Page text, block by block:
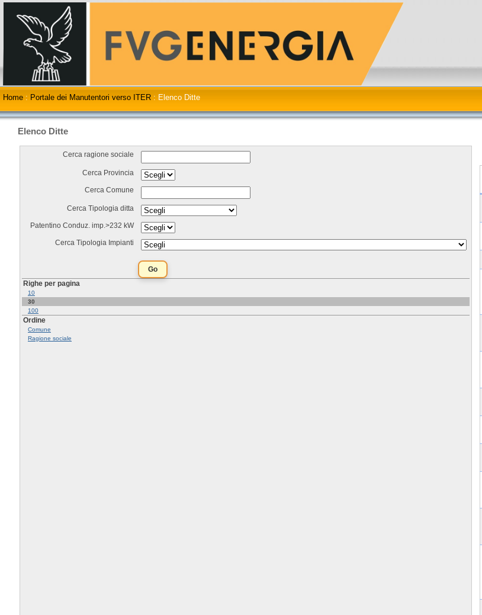
Home : Portale dei Manutentori verso ITER : Elenco Ditte
Elenco Ditte
Cerca ragione sociale
Cerca Provincia
Cerca Comune
Cerca Tipologia ditta
Patentino Conduz. imp.>232 kW
Cerca Tipologia Impianti
Righe per pagina
10
30
100
Ordine
Comune
Ragione sociale